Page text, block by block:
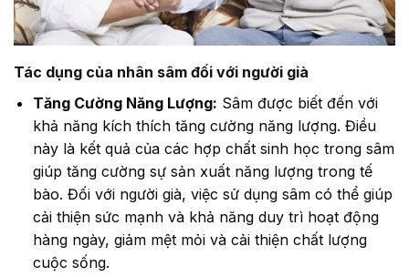
Tác dụng của nhân sâm đối với người già
Tăng Cường Năng Lượng: Sâm được biết đến với
khả năng kích thích tăng cường năng lượng. Điều
này là kết quả của các hợp chất sinh học trong sâm
giúp tăng cường sự sản xuất năng lượng trong tế
bào. Đối với người già, việc sử dụng sâm có thể giúp
cải thiện sức mạnh và khả năng duy trì hoạt động
hàng ngày, giảm mệt mỏi và cải thiện chất lượng
cuộc sống.